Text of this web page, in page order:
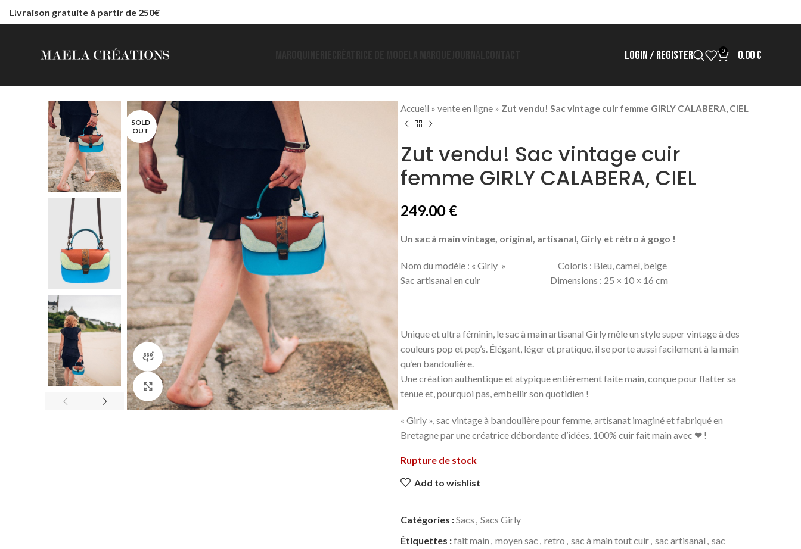
LOGIN / REGISTER 0 0.00€
SOLD
OUT
360 product view
Click to enlarge
Accueil » vente en ligne » Zut vendu! Sac vintage cuir femme GIRLY CALABERA, CIEL
Zut vendu! Sac vintage cuir
femme GIRLY CALABERA, CIEL
249.00€
Un sac à main vintage, original, artisanal, Girly et rétro à gogo !
Nom du modèle : « Girly » Coloris : Bleu, camel, beige
Sac artisanal en cuir Dimensions : 25 × 10 × 16 cm
Unique et ultra féminin, le sac à main artisanal Girly mêle un style super vintage à des
couleurs pop et pep’s. Élégant, léger et pratique, il se porte aussi facilement à la main
qu’en bandoulière.
Une création authentique et atypique entièrement faite main, conçue pour flatter sa
tenue et, pourquoi pas, embellir son quotidien !
« Girly », sac vintage à bandoulière pour femme, artisanat imaginé et fabriqué en
Bretagne par une créatrice débordante d’idées. 100% cuir fait main avec ❤ !
Rupture de stock
Add to wishlist
Catégories :Sacs , Sacs Girly
Étiquettes :fait main , moyen sac , retro , sac à main tout cuir, sac artisanal , sac
Livraison gratuite à partir de 250€